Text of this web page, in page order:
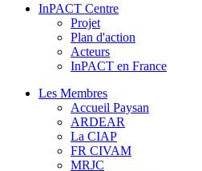
InPACT Centre
Projet
Plan d'action
Acteurs
InPACT en France
Les Membres
Accueil Paysan
ARDEAR
La CIAP
FR CIVAM
MRJC